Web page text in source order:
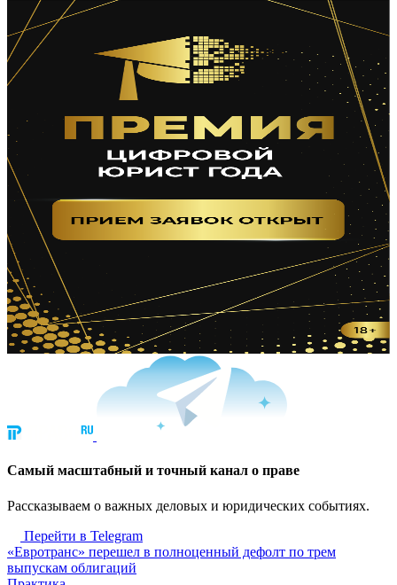
Cамый масштабный и точный канал о праве
Рассказываем о важных деловых и юридических событиях.
Перейти в Telegram
«Евротранс» перешел в полноценный дефолт по трем
выпускам облигаций